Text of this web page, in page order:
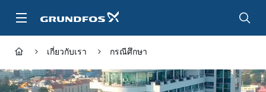
หลัก
เกี่ยวกับเรา กรณีศึกษา